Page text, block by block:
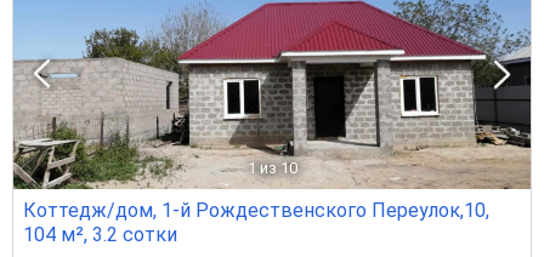
1 из 10
Коттедж/дом, 1-й Рождественского Переулок,10,
104 м², 3.2 сотки